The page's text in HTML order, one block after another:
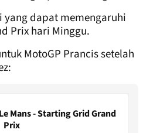
dapat memengaruhi
Prix hari Minggu.
MotoGP Prancis setelah
Mans - Starting Grid Grand
Prix